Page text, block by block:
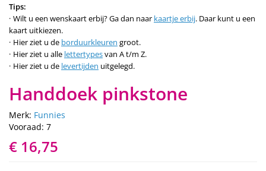
Tips:
Wilt u een wenskaart erbij? Ga dan naar kaartje erbij. Daar kunt u een
kaart uitkiezen.
Hier ziet u de borduurkleuren groot.
Hier ziet u alle lettertypesvan A t/m Z.
Hier ziet u de levertijden uitgelegd.
Handdoek pinkstone
Merk: Funnies
Vooraad: 7
€ 16,75